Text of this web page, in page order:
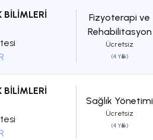
BİLİMLERİ
Fizyoterapi ve
Rehabilitasyon
Ücretsiz
(4 Yıllık)
BİLİMLERİ
Sağlık Yönetimi
Ücretsiz
(4 Yıllık)